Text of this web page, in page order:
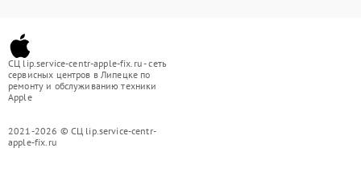
СЦ lip.service-centr-apple-fix.ru - сеть
сервисных центров в Липецке по
ремонту и обслуживанию техники
Apple
2021-2026 © СЦ lip.service-centr-
apple-fix.ru